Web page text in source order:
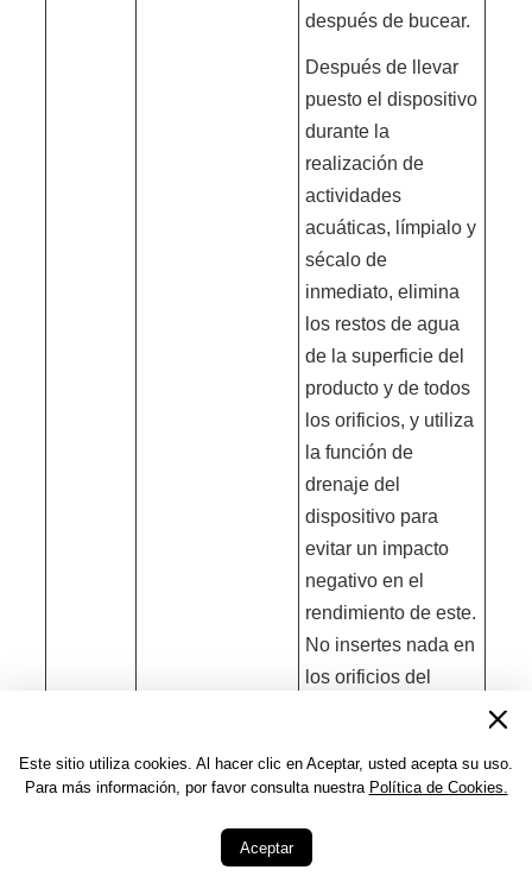
Este sitio utiliza cookies. Al hacer clic en Aceptar, usted acepta su uso.
Para más información, por favor consulta nuestra Política de Cookies.
Aceptar
después de bucear.
Después de llevar
puesto el dispositivo
durante la
realización de
actividades
acuáticas, límpialo y
sécalo de
inmediato, elimina
los restos de agua
de la superficie del
producto y de todos
los orificios, y utiliza
la función de
drenaje del
dispositivo para
evitar un impacto
negativo en el
rendimiento de este.
No insertes nada en
los orificios del
barómetro. No
dispositivo ni
utilices aire